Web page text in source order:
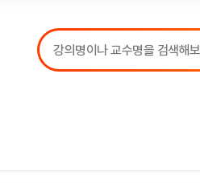
강의리스트
수강확인증강의